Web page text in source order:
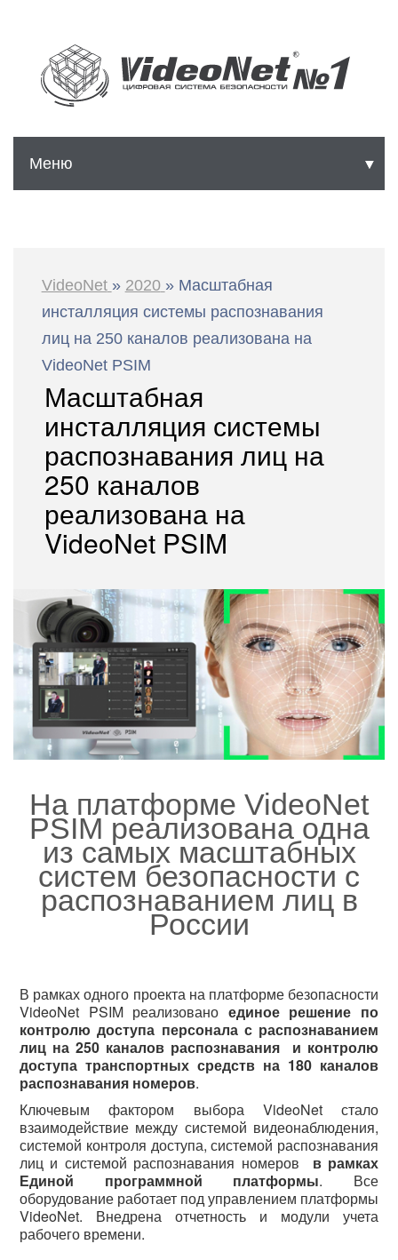
Меню ▼
▼
VideoNet » 2020 » Масштабная
инсталляция системы распознавания
лиц на 250 каналов реализована на
VideoNet PSIM
Масштабная
инсталляция системы
распознавания лиц на
250 каналов
реализована на
VideoNet PSIM
На платформе VideoNet
PSIM реализована одна
из самых масштабных
систем безопасности с
распознаванием лиц в
России
В рамках одного проекта на платформе безопасности
VideoNet PSIM реализовано единое решение по
контролю доступа персонала с распознаванием
лиц на 250 каналов распознавания и контролю
доступа транспортных средств на 180 каналов
распознавания номеров.
Ключевым фактором выбора VideoNet стало
взаимодействие между системой видеонаблюдения,
системой контроля доступа, системой распознавания
лиц и системой распознавания номеров в рамках
Единой программной платформы. Все
оборудование работает под управлением платформы
VideoNet. Внедрена отчетность и модули учета
рабочего времени.